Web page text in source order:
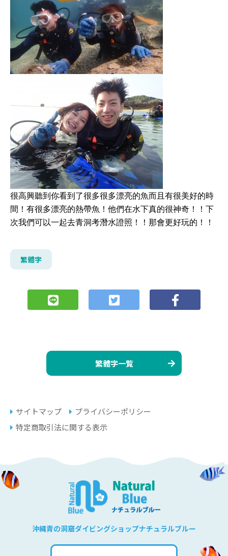
很高興聽到你看到了很多很多漂亮的魚而且有很美好的時
間！有很多漂亮的熱帶魚！他們在水下真的很神奇！！下
次我們可以一起去青洞考潛水證照！！那會更好玩的！！
繁體字
繁體字一覧
サイトマップ
プライバシーポリシー
特定商取引法に関する表示
沖縄青の洞窟ダイビングショップナチュラルブルー